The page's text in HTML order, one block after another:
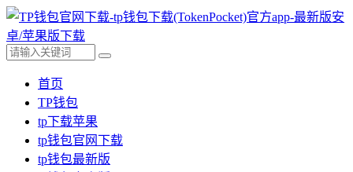
首页
TP钱包
tp下载苹果
tp钱包官网下载
tp钱包最新版